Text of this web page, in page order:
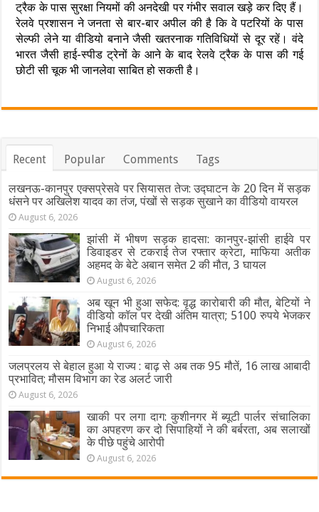
ट्रैक के पास सुरक्षा नियमों की अनदेखी पर गंभीर सवाल खड़े कर दिए हैं।
रेलवे प्रशासन ने जनता से बार-बार अपील की है कि वे पटरियों के पास
सेल्फी लेने या वीडियो बनाने जैसी खतरनाक गतिविधियों से दूर रहें। वंदे
भारत जैसी हाई-स्पीड ट्रेनों के आने के बाद रेलवे ट्रैक के पास की गई
छोटी सी चूक भी जानलेवा साबित हो सकती है।
Recent Popular Comments Tags
लखनऊ-कानपुर एक्सप्रेसवे पर सियासत तेज: उद्घाटन के 20 दिन में सड़क
धंसने पर अखिलेश यादव का तंज, पंखों से सड़क सुखाने का वीडियो वायरल
August 6, 2026
झांसी में भीषण सड़क हादसा: कानपुर-झांसी हाईवे पर
डिवाइडर से टकराई तेज रफ्तार क्रेटा, माफिया अतीक
अहमद के बेटे अबान समेत 2 की मौत, 3 घायल
August 6, 2026
अब खून भी हुआ सफेद: वृद्ध कारोबारी की मौत, बेटियों ने
वीडियो कॉल पर देखी अंतिम यात्रा; 5100 रुपये भेजकर
निभाई औपचारिकता
August 6, 2026
जलप्रलय से बेहाल हुआ ये राज्य : बाढ़ से अब तक 95 मौतें, 16 लाख आबादी
प्रभावित; मौसम विभाग का रेड अलर्ट जारी
August 6, 2026
खाकी पर लगा दाग: कुशीनगर में ब्यूटी पार्लर संचालिका
का अपहरण कर दो सिपाहियों ने की बर्बरता, अब सलाखों
के पीछे पहुंचे आरोपी
August 6, 2026